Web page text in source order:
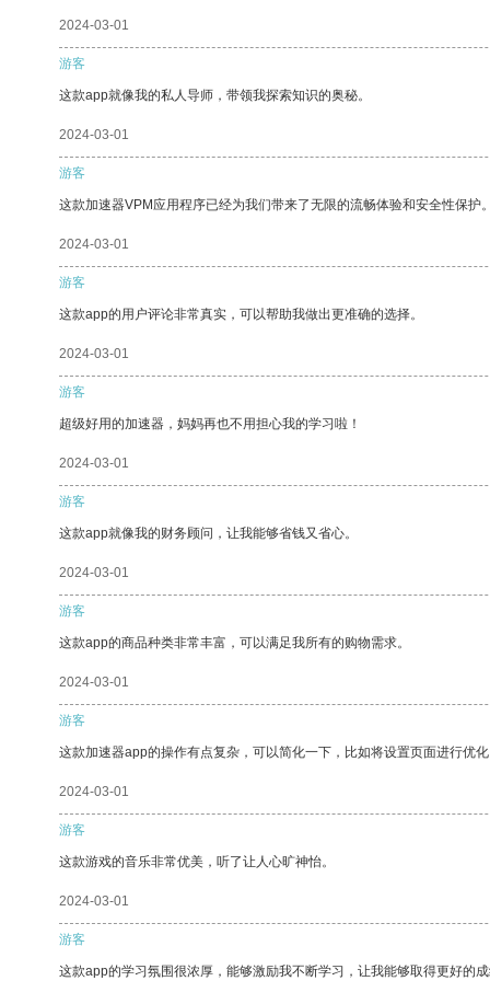
2024-03-01
游客
这款app就像我的私人导师，带领我探索知识的奥秘。
2024-03-01
游客
这款加速器VPM应用程序已经为我们带来了无限的流畅体验和安全性保护
2024-03-01
游客
这款app的用户评论非常真实，可以帮助我做出更准确的选择。
2024-03-01
游客
超级好用的加速器，妈妈再也不用担心我的学习啦！
2024-03-01
游客
这款app就像我的财务顾问，让我能够省钱又省心。
2024-03-01
游客
这款app的商品种类非常丰富，可以满足我所有的购物需求。
2024-03-01
游客
这款加速器app的操作有点复杂，可以简化一下，比如将设置页面进行优
2024-03-01
游客
这款游戏的音乐非常优美，听了让人心旷神怡。
2024-03-01
游客
这款app的学习氛围很浓厚，能够激励我不断学习，让我能够取得更好的